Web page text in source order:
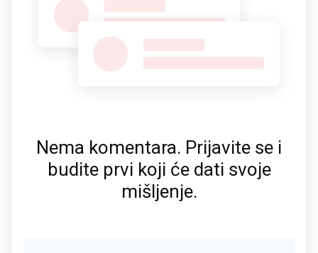
Nema komentara. Prijavite se i
budite prvi koji će dati svoje
mišljenje.